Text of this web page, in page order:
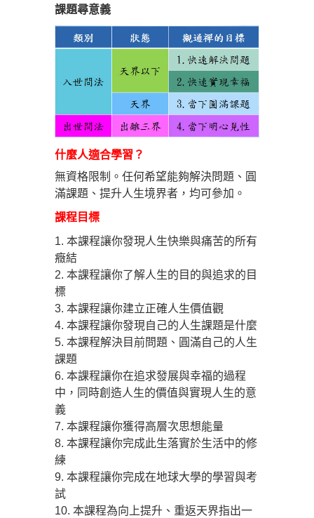
課題尋意義
什麼人適合學習？
無資格限制。任何希望能夠解決問題、圓
滿課題、提升人生境界者，均可參加。
課程目標
1. 本課程讓你發現人生快樂與痛苦的所有
癥結
2. 本課程讓你了解人生的目的與追求的目
標
3. 本課程讓你建立正確人生價值觀
4. 本課程讓你發現自己的人生課題是什麼
5. 本課程解決目前問題、圓滿自己的人生
課題
6. 本課程讓你在追求發展與幸福的過程
中，同時創造人生的價值與實現人生的意
義
7. 本課程讓你獲得高層次思想能量
8. 本課程讓你完成此生落實於生活中的修
練
9. 本課程讓你完成在地球大學的學習與考
試
10. 本課程為向上提升、重返天界指出一